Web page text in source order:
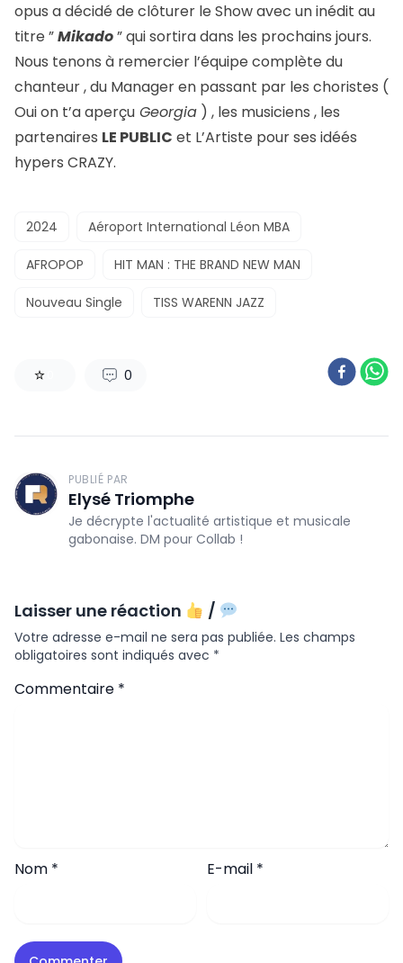
opus a décidé de clôturer le Show avec un inédit au
titre ”Mikado” qui sortira dans les prochains jours.
Nous tenons à remercier l’équipe complète du
chanteur , du Manager en passant par les choristes (
Oui on t’a aperçu Georgia ) , les musiciens , les
partenaires LE PUBLIC et L’Artiste pour ses idéés
hypers CRAZY.
2024 Aéroport International Léon MBA
AFROPOP HIT MAN : THE BRAND NEW MAN
Nouveau Single TISS WARENN JAZZ
0
PUBLIÉ PAR
Elysé Triomphe
Je décrypte l'actualité artistique et musicale
gabonaise. DM pour Collab !
Laisser une réaction /
Votre adresse e-mail ne sera pas publiée. Les champs
obligatoires sont indiqués avec *
Commentaire *
Nom * E-mail *